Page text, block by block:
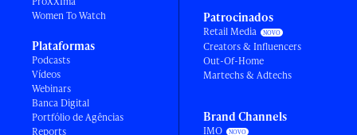
Women To Watch
Plataformas
Podcasts
Vídeos
Webinars
Banca Digital
Portfólio de Agências
Reports
Patrocinados
Retail Media
Creators & Influencers
Out-Of-Home
Martechs & Adtechs
Brand Channels
IMO